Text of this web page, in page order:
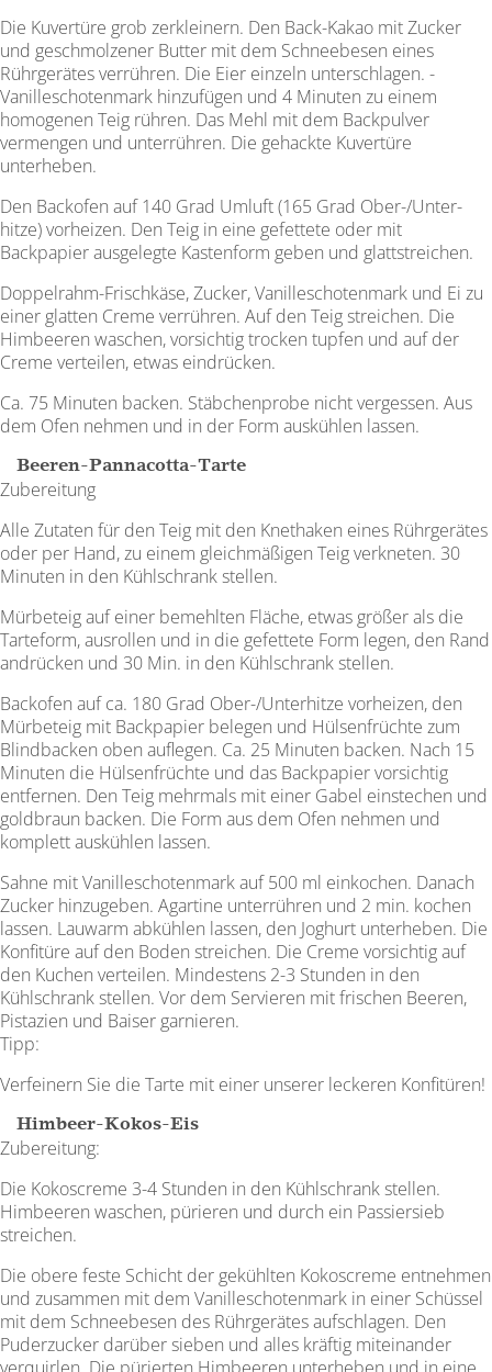
Die Kuvertüre grob zerkleinern. Den Back-Kakao mit Zucker
und geschmolzener Butter mit dem Schneebesen eines
Rührgerätes ver­rühren. Die Eier einzeln unterschlagen. ­
Vanilleschotenmark hinzufügen und 4 Minuten zu einem
homogenen Teig rühren. Das Mehl mit dem Backpulver
vermengen und unterrühren. Die gehackte Kuvertüre
unterheben.
Den Backofen auf 140 Grad Umluft (165 Grad Ober-/Unter­­
hitze) vorheizen. Den Teig in eine gefettete oder mit
Backpapier ausgelegte Kastenform geben und glattstreichen.
Doppelrahm-Frischkäse, Zucker, Vanilleschotenmark und Ei zu
einer glatten ­Creme verrühren. Auf den Teig streichen. Die
Himbeeren waschen, vorsichtig trocken tupfen und auf der
Creme verteilen, etwas eindrücken.
Ca. 75 Minuten backen. Stäbchenprobe nicht vergessen. Aus
dem Ofen nehmen und in der Form auskühlen lassen.
Beeren-Pannacotta-Tarte
Zubereitung
Alle Zutaten für den Teig mit den Knethaken eines Rührgerätes
oder per Hand, zu einem gleichmäßigen Teig verkneten. 30
Minuten in den Kühlschrank stellen.
Mürbeteig auf einer bemehlten Fläche, etwas größer als die
Tarteform, ausrollen und in die gefettete Form legen, den Rand
andrücken und 30 Min. in den Kühlschrank stellen.
Backofen auf ca. 180 Grad Ober-/Unterhitze vorheizen, den
Mürbeteig mit Backpapier belegen und Hülsenfrüchte zum
Blindbacken oben auflegen. Ca. 25 Minuten backen. Nach 15
Minuten die Hülsenfrüchte und das Backpapier vorsichtig
entfernen. Den Teig mehrmals mit einer Gabel einstechen und
goldbraun backen. Die Form aus dem Ofen nehmen und
komplett auskühlen lassen.
Sahne mit Vanilleschotenmark auf 500 ml einkochen. Danach
Zucker hinzugeben. Agartine unterrühren und 2 min. kochen
lassen. Lauwarm abkühlen lassen, den Joghurt unterheben. Die
Konfitüre auf den Boden streichen. Die Creme vorsichtig auf
den Kuchen verteilen. Mindestens 2-3 Stunden in den
Kühlschrank stellen. Vor dem Servieren mit frischen Beeren,
Pistazien und Baiser garnieren.
Tipp:
Verfeinern Sie die Tarte mit einer unserer leckeren Konfitüren!
Himbeer-Kokos-Eis
Zubereitung:
Die Kokoscreme 3-4 Stunden in den Kühlschrank stellen.
Himbeeren waschen, ­pürieren und durch ein ­Passiersieb
streichen.
Die obere feste Schicht der gekühlten Kokoscreme entnehmen
und zusammen mit dem Vanilleschotenmark in einer Schüssel
mit dem Schneebesen des Rührgerätes aufschlagen. Den
Puderzucker darüber sieben und alles kräftig miteinander